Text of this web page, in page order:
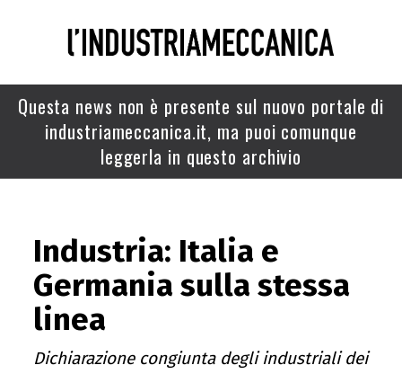
Questa news non è presente sul nuovo portale di
industriameccanica.it, ma puoi comunque
leggerla in questo archivio
Industria: Italia e
Germania sulla stessa
linea
Dichiarazione congiunta degli industriali dei